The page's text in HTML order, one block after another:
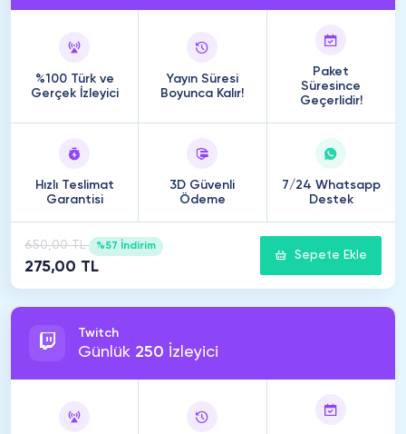
%100 Türk ve
Gerçek İzleyici
Yayın Süresi
Boyunca Kalır!
Paket
Süresince
Geçerlidir!
Hızlı Teslimat
Garantisi
3D Güvenli
Ödeme
7/24 Whatsapp
Destek
650,00 TL %57 İndirim
275,00 TL
Sepete Ekle
Twitch
Günlük 250 İzleyici